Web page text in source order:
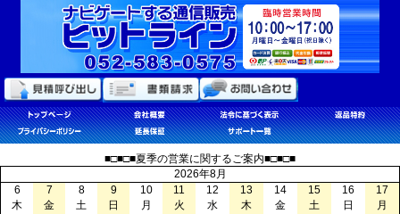
■□■□■夏季の営業に関するご案内■□■□■
2026年8月
6
7 8 9 10 11 12 13 14 15 16
17
木
金 土 日 月 火 水 木 金 土 日
月